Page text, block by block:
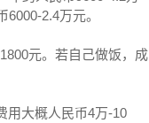
2.4万元。
元。若自己做饭，成
用大概人民币4万-10